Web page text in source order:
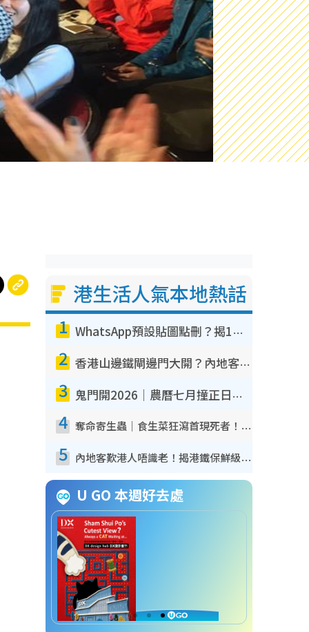
港生活人氣本地熱話
1 WhatsApp預設貼圖點刪？揭1招「反向操作」還原簡潔介面 附3步實測教學
2 香港山邊鐵閘邊門大開？內地客困惑意義何在！網民神回覆：呢種叫法理性防禦
3 鬼門開2026｜農曆七月撞正日全食特別邪？專家警告切忌做一事！揭4大禁忌+2招保平安
4 奪命寄生蟲｜食生菜狂瀉首現死者！疫潮惡化錄1.8萬宗病例 揭洗菜3大謬誤
5 內地客歎港人唔識老！揭港鐵保鮮級冷氣 港人求放過：咪投訴
U GO 本週好去處